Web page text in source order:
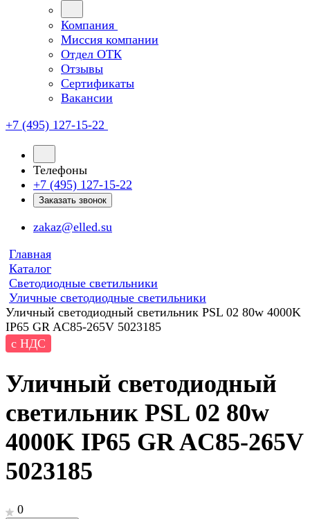
Компания
Миссия компании
Отдел ОТК
Отзывы
Сертификаты
Вакансии
+7 (495) 127-15-22
Телефоны
+7 (495) 127-15-22
Заказать звонок
zakaz@elled.su
Главная
Каталог
Светодиодные светильники
Уличные светодиодные светильники
Уличный светодиодный светильник PSL 02 80w 4000K
IP65 GR AC85-265V 5023185
с НДС
Уличный светодиодный
светильник PSL 02 80w
4000K IP65 GR AC85-265V
5023185
0